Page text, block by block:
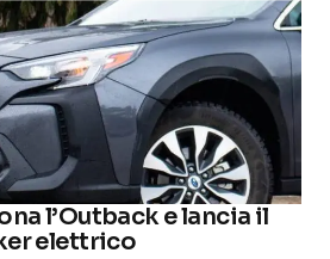
l’Outback e lancia il
elettrico